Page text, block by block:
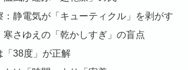
：静電気が「キューティクル」を剥がす
寒さゆえの「乾かしすぎ」の盲点
「38度」が正解